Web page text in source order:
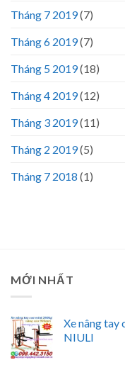
Tháng 7 2019(7)
Tháng 6 2019(7)
Tháng 5 2019(18)
Tháng 4 2019(12)
Tháng 3 2019(11)
Tháng 2 2019(5)
Tháng 7 2018 (1)
MỚI NHẤT
Xe nâng tay
NIULI